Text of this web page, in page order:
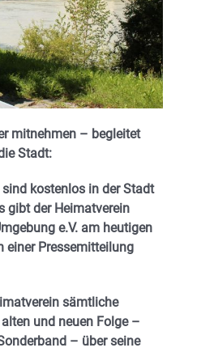
mitnehmen – begleitet
Stadt:
kostenlos in der Stadt
gibt der Heimatverein
e.V. am heutigen
einer Pressemitteilung
sämtliche
und neuen Folge –
– über seine